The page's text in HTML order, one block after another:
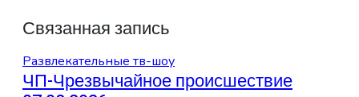
Связанная запись
Развлекательные тв-шоу
ЧП-Чрезвычайное происшествие